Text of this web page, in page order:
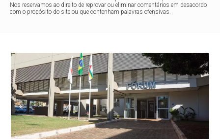
Nos reservamos ao direito de reprovar ou eliminar comentários em desacordo
com o propósito do site ou que contenham palavras ofensivas.